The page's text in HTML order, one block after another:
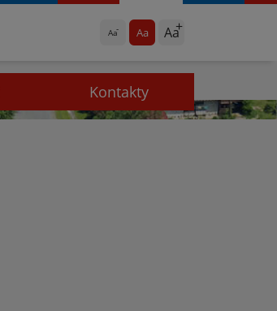
Aa Aa Aa
Kontakty